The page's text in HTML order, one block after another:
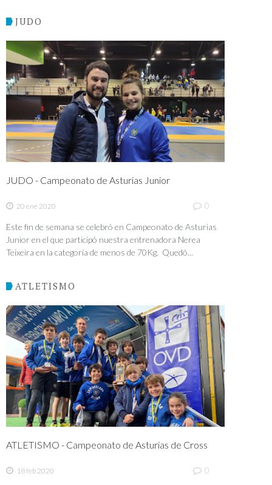
JUDO
JUDO - Campeonato de Asturias Junior
20 ene 2020 0
Este fin de semana se celebró en Campeonato de Asturias
Junior en el que participó nuestra entrenadora Nerea
Teixeira en la categoría de menos de 70Kg. Quedó...
ATLETISMO
ATLETISMO - Campeonato de Asturias de Cross
18 feb 2020 0